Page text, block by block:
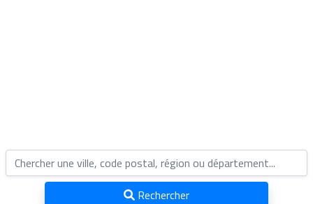
Rechercher